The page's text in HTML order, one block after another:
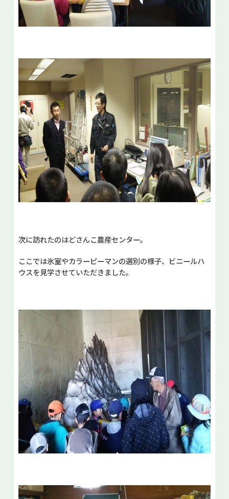
次に訪れたのはどさんこ農産センター。
ここでは氷室やカラーピーマンの選別の様子、ビニールハ
ウスを見学させていただきました。